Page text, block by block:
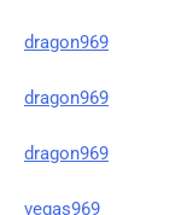
dragon969
dragon969
dragon969
vegas969